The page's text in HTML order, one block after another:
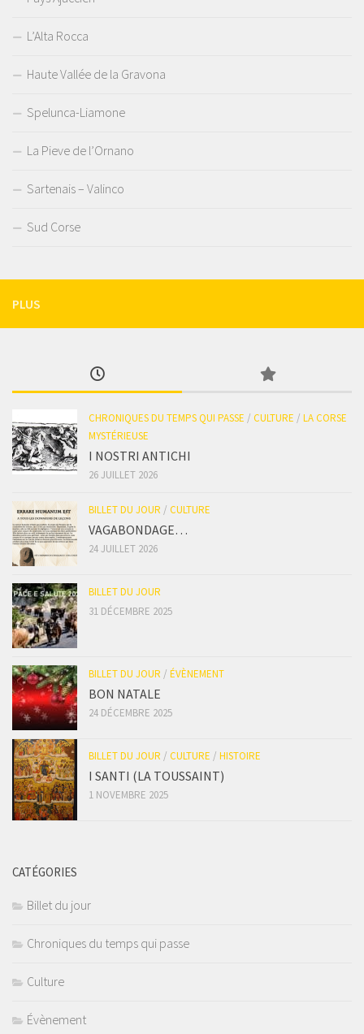
L’Alta Rocca
Haute Vallée de la Gravona
Spelunca-Liamone
La Pieve de l’Ornano
Sartenais – Valinco
Sud Corse
PLUS
CHRONIQUES DU TEMPS QUI PASSE / CULTURE / LA CORSE
MYSTÉRIEUSE
I NOSTRI ANTICHI
26 JUILLET 2026
BILLET DU JOUR / CULTURE
VAGABONDAGE…
24 JUILLET 2026
BILLET DU JOUR
31 DÉCEMBRE 2025
BILLET DU JOUR / ÉVÈNEMENT
BON NATALE
24 DÉCEMBRE 2025
BILLET DU JOUR / CULTURE / HISTOIRE
I SANTI (LA TOUSSAINT)
1 NOVEMBRE 2025
CATÉGORIES
Billet du jour
Chroniques du temps qui passe
Culture
Évènement